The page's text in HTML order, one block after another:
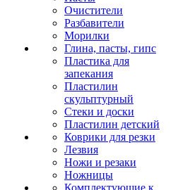
Очистители
Разбавители
Морилки
Глина, пасты, гипс
Пластика для
запекания
Пластилин
скульптурный
Стеки и доски
Пластилин детский
Коврики для резки
Лезвия
Ножи и резаки
Ножницы
Комплектующие к